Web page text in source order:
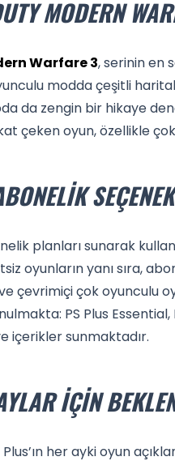
MODERN
Warfare 3, serinin en
modda çeşitli
da zengin bir hikaye
çeken oyun, özellikle
planları sunarak
oyunların yanı sıra,
çevrimiçi çok oyunculu
PS Plus
içerikler sunmaktadır.
İÇIN
her ayki oyun